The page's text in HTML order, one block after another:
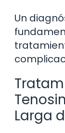
Un
Larga